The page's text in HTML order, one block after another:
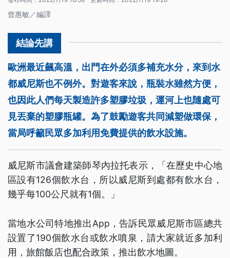
曾惠敏／編譯
歐洲最近飆高溫，出門在外必須多補充水分，來到水
都威尼斯也不例外。對遊客來說，瓶裝水雖然方便，
也因此人們每天製造許多塑膠垃圾，運河上也隨處可
見丟棄的塑膠瓶罐。為了鼓勵遊客共同減塑做環保，
當局呼籲民眾多加利用免費提供的飲水設施。
威尼斯市議會建築師琴內拉托表示，「在歷史中心地
區設有126個飲水台，所以威尼斯到處都有飲水台，
幾乎每100公尺就有1個。」
當地水公司特地推出App，告訴民眾威尼斯市區總共
設置了190個飲水台或飲水噴泉，請大家就近多加利
用，旅館飯店也配合政策，推出飲水地圖。